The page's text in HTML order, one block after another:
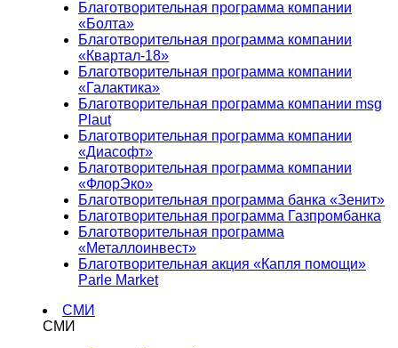
Благотворительная программа компании
«Болта»
Благотворительная программа компании
«Квартал-18»
Благотворительная программа компании
«Галактика»
Благотворительная программа компании msg
Plaut
Благотворительная программа компании
«Диасофт»
Благотворительная программа компании
«ФлорЭко»
Благотворительная программа банка «Зенит»
Благотворительная программа Газпромбанка
Благотворительная программа
«Металлоинвест»
Благотворительная акция «Капля помощи»
Parle Market
СМИ
СМИ